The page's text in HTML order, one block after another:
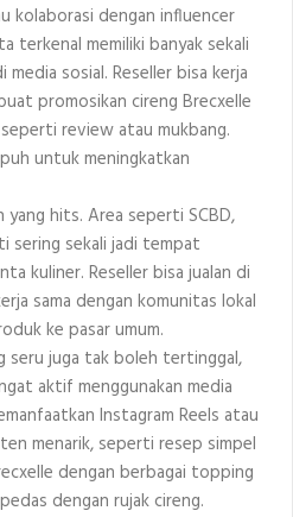
kolaborasi dengan influencer
terkenal memiliki banyak sekali
sosial. Reseller bisa kerja
promosikan cireng Brecxelle
review atau mukbang.
untuk meningkatkan
yang hits. Area seperti SCBD,
sering sekali jadi tempat
kuliner. Reseller bisa jualan di
sama dengan komunitas lokal
ke pasar umum.
seru juga tak boleh tertinggal,
aktif menggunakan media
Instagram Reels atau
menarik, seperti resep simpel
dengan berbagai topping
dengan rujak cireng.